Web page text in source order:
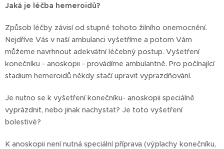
Jaká je léčba hemeroidů?
Způsob léčby závisí od stupně tohoto žilního onemocnění.
Nejdříve Vás v naší ambulanci vyšetříme a potom Vám
můžeme navrhnout adekvátní léčebný postup. Vyšetření
konečníku - anoskopii - provádíme ambulantně. Pro počínající
stadium hemeroidů někdy stačí upravit vyprazdňování.
Je nutno se k vyšetření konečníku- anoskopii speciálně
vyprázdnit, nebo jinak nachystat? Je toto vyšetření
bolestivé?
K anoskopii není nutná speciální příprava (výplachy konečníku,